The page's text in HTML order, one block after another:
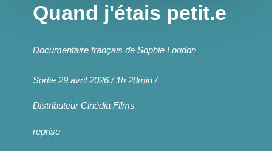
Quand j'étais petit.e
Documentaire français de Sophie Loridon
Sortie 29 avril 2026 / 1h 28min/
DistributeurCinédia Films
reprise